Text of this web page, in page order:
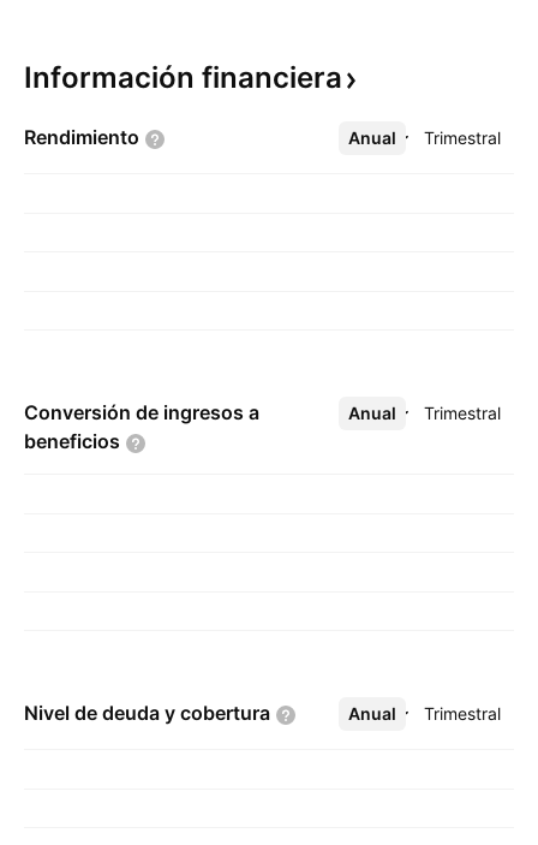
Información financiera
Rendimiento Anual Trimestral
Más
Conversión de ingresos a
beneficios
Anual Trimestral
Más
Nivel de deuda y cobertura Anual Trimestral
Más